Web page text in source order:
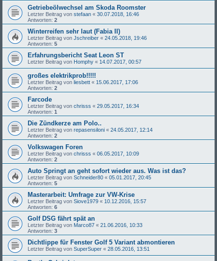
Getriebeölwechsel am Skoda Roomster
Letzter Beitrag von stefaan « 30.07.2018, 16:46
Antworten: 2
Winterreifen sehr laut (Fabia II)
Letzter Beitrag von Jschreiber « 24.05.2018, 19:46
Antworten: 5
Erfahrungsbericht Seat Leon ST
Letzter Beitrag von Homphy « 14.07.2017, 00:57
großes elektrikprob!!!!!
Letzter Beitrag von liesbett « 15.06.2017, 17:06
Antworten: 2
Farcode
Letzter Beitrag von chrisss « 29.05.2017, 16:34
Antworten: 1
Die Zündkerze am Polo..
Letzter Beitrag von repasensiloni « 24.05.2017, 12:14
Antworten: 2
Volkswagen Foren
Letzter Beitrag von chrisss « 06.05.2017, 10:09
Antworten: 2
Auto Springt an geht sofort wieder aus. Was ist das?
Letzter Beitrag von Schneider80 « 05.01.2017, 20:45
Antworten: 5
Masterarbeit: Umfrage zur VW-Krise
Letzter Beitrag von Siove1979 « 10.12.2016, 15:57
Antworten: 6
Golf DSG fährt spät an
Letzter Beitrag von Marco87 « 21.06.2016, 10:33
Antworten: 3
Dichtlippe für Fenster Golf 5 Variant abmontieren
Letzter Beitrag von SuperSuper « 28.05.2016, 13:51